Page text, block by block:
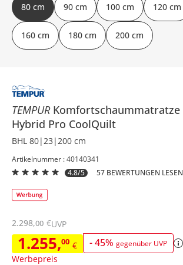
TEMPUR Komfortschaummatratze
Hybrid Pro CoolQuilt
BHL 80|23|200 cm
Artikelnummer : 40140341
4.8/5
57 BEWERTUNGEN LESEN
1.255,00 € -45% gegenüber UVP
Werbepreis
2.298,00 €UVP
80 cm 90 cm 100 cm 120 cm
160 cm 180 cm 200 cm